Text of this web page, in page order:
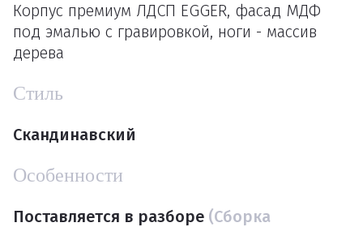
Корпус премиум ЛДСП EGGER, фасад МДФ
под эмалью с гравировкой, ноги - массив
дерева
Стиль
Скандинавский
Особенности
Поставляется в разборе (Сборка